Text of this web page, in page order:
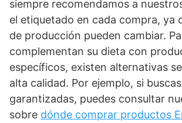
siempre recomendamos a
el etiquetado en cada compra, ya
de producción pueden cambiar.
complementan su dieta con
específicos, existen alternativas
alta calidad. Por ejemplo, si
garantizadas, puedes consultar
sobre dónde comprar productos